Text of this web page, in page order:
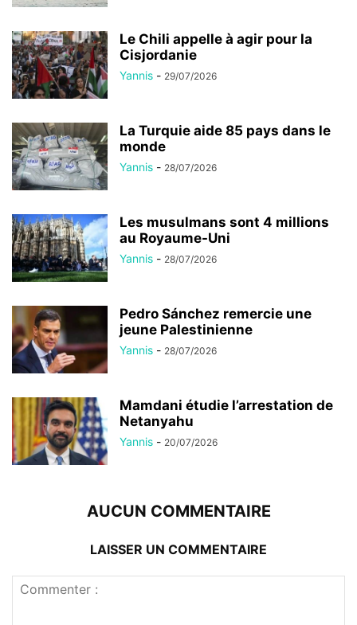
Le Chili appelle à agir pour la
Cisjordanie
Yannis - 29/07/2026
La Turquie aide 85 pays dans le
monde
Yannis - 28/07/2026
Les musulmans sont 4 millions
au Royaume-Uni
Yannis - 28/07/2026
Pedro Sánchez remercie une
jeune Palestinienne
Yannis - 28/07/2026
Mamdani étudie l’arrestation de
Netanyahu
Yannis - 20/07/2026
AUCUN COMMENTAIRE
LAISSER UN COMMENTAIRE